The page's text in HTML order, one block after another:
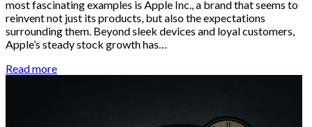
most fascinating examples is Apple Inc., a brand that seems to
reinvent not just its products, but also the expectations
surrounding them. Beyond sleek devices and loyal customers,
Apple’s steady stock growth has…
Read more